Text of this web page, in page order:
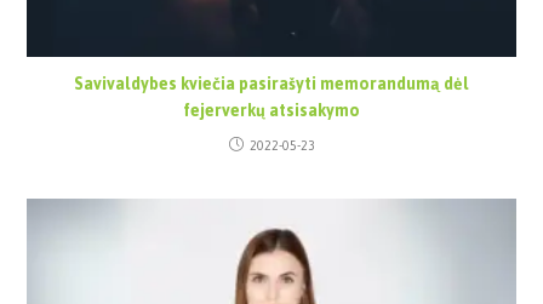
Savivaldybes kviečia pasirašyti memorandumą dėl
fejerverkų atsisakymo
2022-05-23